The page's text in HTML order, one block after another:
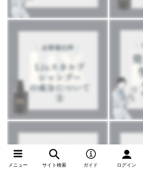
メニュー サイト検索 ガイド ログイン